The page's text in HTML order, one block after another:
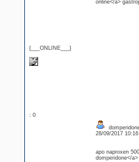
{___ONLINE___}
online</a>
: 0
28/09/2017
apo naproxen
domperidone</